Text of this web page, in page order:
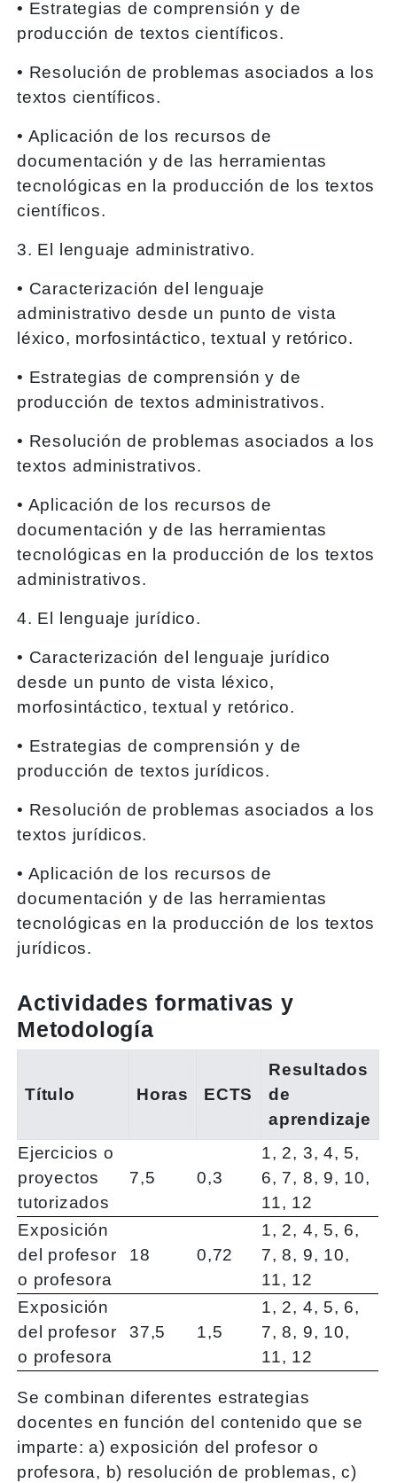
• Estrategias de comprensión y de
producción de textos científicos.
• Resolución de problemas asociados a los
textos científicos.
• Aplicación de los recursos de
documentación y de las herramientas
tecnológicas en la producción de los textos
científicos.
3. El lenguaje administrativo.
• Caracterización del lenguaje
administrativo desde un punto de vista
léxico, morfosintáctico, textual y retórico.
• Estrategias de comprensión y de
producción de textos administrativos.
• Resolución de problemas asociados a los
textos administrativos.
• Aplicación de los recursos de
documentación y de las herramientas
tecnológicas en la producción de los textos
administrativos.
4. El lenguaje jurídico.
• Caracterización del lenguaje jurídico
desde un punto de vista léxico,
morfosintáctico, textual y retórico.
• Estrategias de comprensión y de
producción de textos jurídicos.
• Resolución de problemas asociados a los
textos jurídicos.
• Aplicación de los recursos de
documentación y de las herramientas
tecnológicas en la producción de los textos
jurídicos.
Actividades formativas y
Metodología
Título Horas ECTS
Resultados
de
aprendizaje
Ejercicios o
proyectos
tutorizados
7,5 0,3
1, 2, 3, 4, 5,
6, 7, 8, 9, 10,
11, 12
Exposición
del profesor
o profesora
18 0,72
1, 2, 4, 5, 6,
7, 8, 9, 10,
11, 12
Exposición
del profesor
o profesora
37,5 1,5
1, 2, 4, 5, 6,
7, 8, 9, 10,
11, 12
Se combinan diferentes estrategias
docentes en función del contenido que se
imparte: a) exposición del profesor o
profesora, b) resolución de problemas, c)